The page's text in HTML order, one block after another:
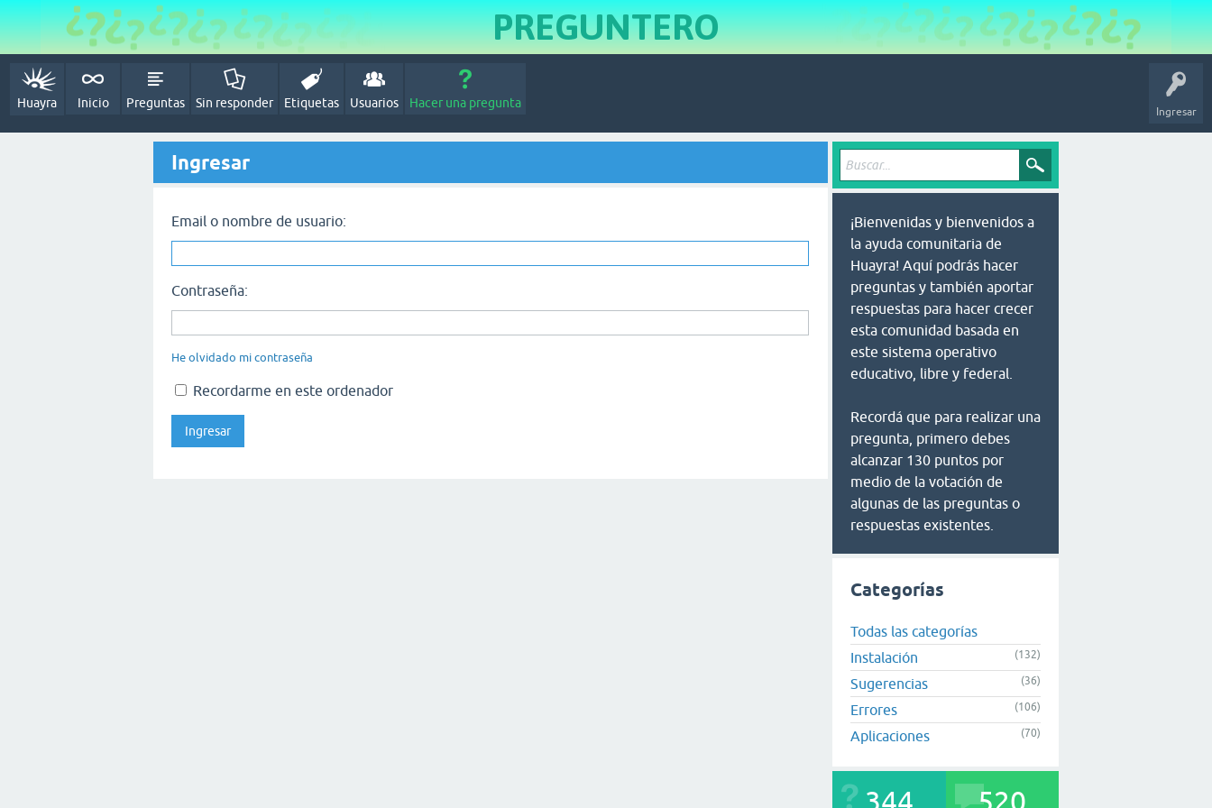
PREGUNTERO
Ingresar
Huayra Inicio Preguntas Sin responder Etiquetas Usuarios Hacer una pregunta
Ingresar
Email o nombre de usuario:
Contraseña:
He olvidado mi contraseña
Recordarme en este ordenador
¡Bienvenidas y bienvenidos a
la ayuda comunitaria de
Huayra! Aquí podrás hacer
preguntas y también aportar
respuestas para hacer crecer
esta comunidad basada en
este sistema operativo
educativo, libre y federal.
Recordá que para realizar una
pregunta, primero debes
alcanzar 130 puntos por
medio de la votación de
algunas de las preguntas o
respuestas existentes.
Categorías
Todas las categorías
Instalación
(132)
Sugerencias (36)
Errores (106)
Aplicaciones (70)
344 520